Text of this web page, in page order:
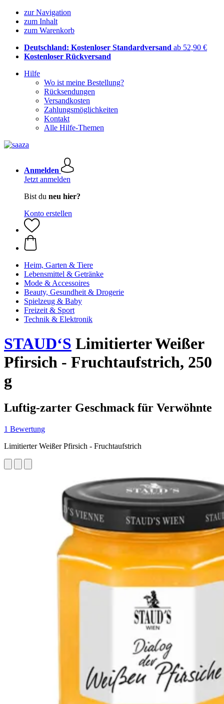
zur Navigation
zum Inhalt
zum Warenkorb
Deutschland: Kostenloser Standardversand ab 52,90 €
Kostenloser Rückversand
Hilfe
Wo ist meine Bestellung?
Rücksendungen
Versandkosten
Zahlungsmöglichkeiten
Kontakt
Alle Hilfe-Themen
Anmelden
Jetzt anmelden
Bist du neu hier?
Konto erstellen
Heim, Garten & Tiere
Lebensmittel & Getränke
Mode & Accessoires
Beauty, Gesundheit & Drogerie
Spielzeug & Baby
Freizeit & Sport
Technik & Elektronik
STAUD‘S Limitierter Weißer
Pfirsich - Fruchtaufstrich, 250
g
Luftig-zarter Geschmack für Verwöhnte
1 Bewertung
Limitierter Weißer Pfirsich - Fruchtaufstrich